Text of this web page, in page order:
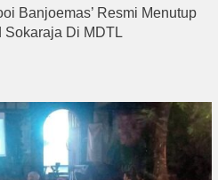
Banjoemas’ Resmi Menutup
Sokaraja Di MDTL